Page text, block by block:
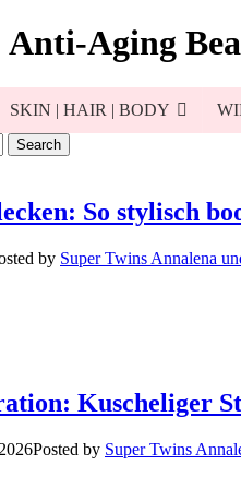
Anti-Aging
SKIN | HAIR | BODY
So stylisch
by Super Twins Annalena
Kuscheliger
Posted by Super Twins